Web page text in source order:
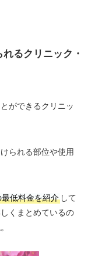
るクリニック・
ができるクリニッ
られる部位や使用
低料金を紹介して
くまとめているの